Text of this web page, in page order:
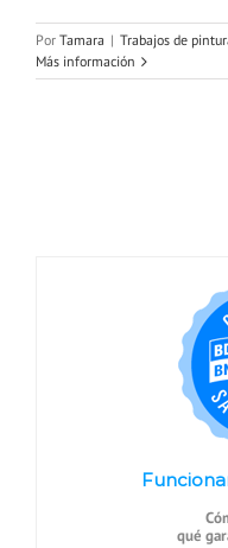
Por Tamara | Trabajos de
Más información
qué